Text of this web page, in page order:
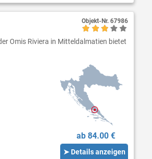
Omis Riviera in Mitteldalmatien bietet
ab 84.00 €
➤ Details anzeigen
Objekt-Nr. 67986